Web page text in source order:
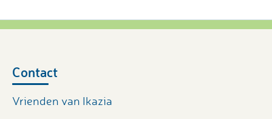
Contact
Vrienden van Ikazia